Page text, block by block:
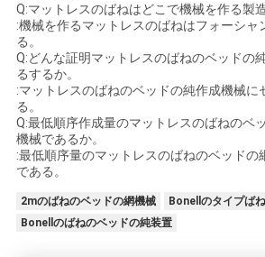
Q:マットレスのばねはどこで機械を作る製
:機械を作るマットレスのばねはフォーシャ
る。
Q:どんな証明マットレスのばねのベッドの
るするか。
:マットレスのばねのベッドの純作成機械に
る。
Q:最低順序作成量のマットレスのばねのベ
機械であるか。
:最低順序量のマットレスのばねのベッドの
である。
2mのばねのベッドの網機械
Bonellのタイプば
Bonellのばねのベッドの純装置